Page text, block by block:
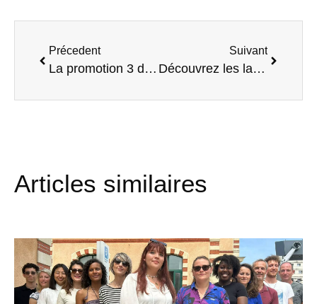
Précedent
La promotion 3 du Programme “Monte Ton Tiers-Lieu” part sur le terrain !
Suivant
Découvrez les lauréats du parcours d’accompagnement Coup d’Envoi #5 !
Articles similaires